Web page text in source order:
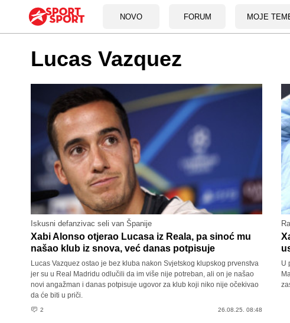
NOVO FORUM MOJE
Lucas Vazquez
Iskusni defanzivac seli van Španije
Xabi Alonso otjerao Lucasa iz Reala, pa sinoć mu
našao klub iz snova, već danas potpisuje
Lucas Vazquez ostao je bez kluba nakon Svjetskog klupskog prvenstva
jer su u Real Madridu odlučili da im više nije potreban, ali on je našao
novi angažman i danas potpisuje ugovor za klub koji niko nije očekivao
da će biti u priči.
2 26.08.25. 08:48
U